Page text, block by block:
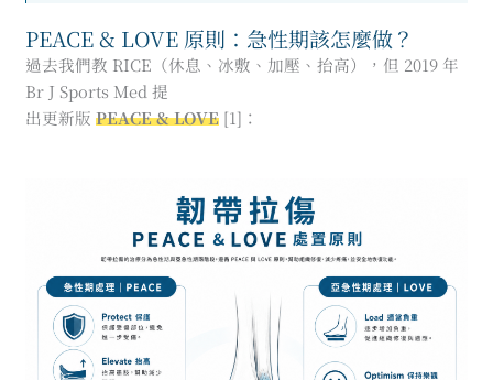
PEACE & LOVE 原則：急性期該怎麼做？
過去我們教 RICE（休息、冰敷、加壓、抬高），但 2019 年
Br J Sports Med 提
出更新版 PEACE & LOVE[1]：